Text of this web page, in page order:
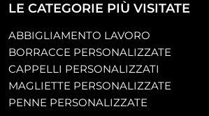
LE CATEGORIE PIÙ VISITATE
ABBIGLIAMENTO LAVORO
BORRACCE PERSONALIZZATE
CAPPELLI PERSONALIZZATI
MAGLIETTE PERSONALIZZATE
PENNE PERSONALIZZATE